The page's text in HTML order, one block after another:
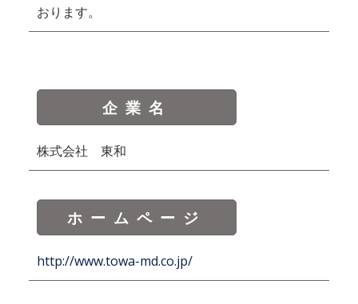
おります。
企業名
株式会社 東和
ホームページ
http://www.towa-md.co.jp/